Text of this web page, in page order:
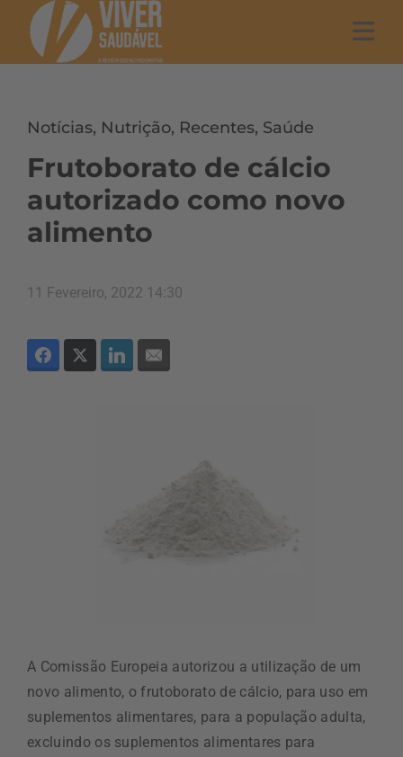
Notícias, Nutrição, Recentes, Saúde
Frutoborato de cálcio
autorizado como novo
alimento
11 Fevereiro, 2022 14:30
A Comissão Europeia autorizou a utilização de um
novo alimento, o frutoborato de cálcio, para uso em
suplementos alimentares, para a população adulta,
excluindo os suplementos alimentares para